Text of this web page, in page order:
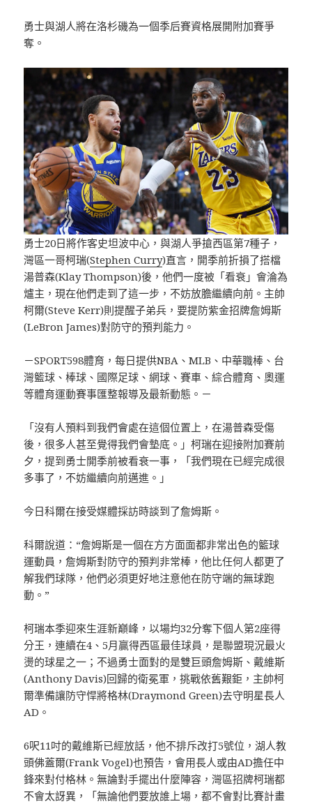
勇士與湖人將在洛杉磯為一個季后賽資格展開附加賽爭
奪。
勇士20日將作客史坦波中心，與湖人爭搶西區第7種子，
灣區一哥柯瑞(Stephen Curry)直言，開季前折損了搭檔
湯普森(Klay Thompson)後，他們一度被「看衰」會淪為
爐主，現在他們走到了這一步，不妨放膽繼續向前。主帥
柯爾(Steve Kerr)則提醒子弟兵，要提防紫金招牌詹姆斯
(LeBron James)對防守的預判能力。
－SPORT598體育，每日提供NBA、MLB、中華職棒、台
灣籃球、棒球、國際足球、網球、賽車、綜合體育、奧運
等體育運動賽事匯整報導及最新動態。－
「沒有人預料到我們會處在這個位置上，在湯普森受傷
後，很多人甚至覺得我們會墊底。」柯瑞在迎接附加賽前
夕，提到勇士開季前被看衰一事，「我們現在已經完成很
多事了，不妨繼續向前邁進。」
今日科爾在接受媒體採訪時談到了詹姆斯。
科爾說道：“詹姆斯是一個在方方面面都非常出色的籃球
運動員，詹姆斯對防守的預判非常棒，他比任何人都更了
解我們球隊，他們必須更好地注意他在防守端的無球跑
動。”
柯瑞本季迎來生涯新巔峰，以場均32分奪下個人第2座得
分王，連續在4、5月贏得西區最佳球員，是聯盟現況最火
燙的球星之一；不過勇士面對的是雙巨頭詹姆斯、戴維斯
(Anthony Davis)回歸的衛冕軍，挑戰依舊艱鉅，主帥柯
爾準備讓防守悍將格林(Draymond Green)去守明星長人
AD。
6呎11吋的戴維斯已經放話，他不排斥改打5號位，湖人教
頭佛蓋爾(Frank Vogel)也預告，會用長人或由AD擔任中
鋒來對付格林。無論對手擺出什麼陣容，灣區招牌柯瑞都
不會太訝異，「無論他們要放誰上場，都不會對比賽計畫